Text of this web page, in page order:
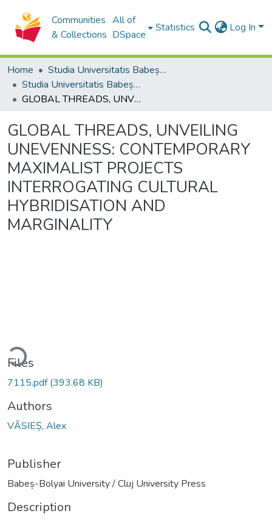
Communities
& Collections
All of
DSpace
Statistics Log In
Home
Studia Universitatis Babeș-Bolyai Collection
Studia Universitatis Babeș-Bolyai Philologia
GLOBAL THREADS, UNVEILING UNEVENNESS: CONTEMPORARY MAXIMALIST PROJECTS INTERROGATING CULTURAL HYBRIDISATION AND MARGINALITY
GLOBAL THREADS, UNVEILING
UNEVENNESS: CONTEMPORARY
MAXIMALIST PROJECTS
INTERROGATING CULTURAL
HYBRIDISATION AND
MARGINALITY
Loading...
Files
7115.pdf(393.68 KB)
Authors
VĂSIEȘ, Alex
Publisher
Babeș-Bolyai University / Cluj University Press
Description